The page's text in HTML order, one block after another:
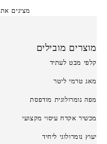
מציגים את כל ⁦18⁩ התוצאות
מוצרים מובילים
קלפי מבט לעתיד
מאג טרמי ליטר
מפה נומרולוגית מודפסת
מכשיר אקדח עיסוי מקצועי
יעוץ נומרולוגי ליחיד